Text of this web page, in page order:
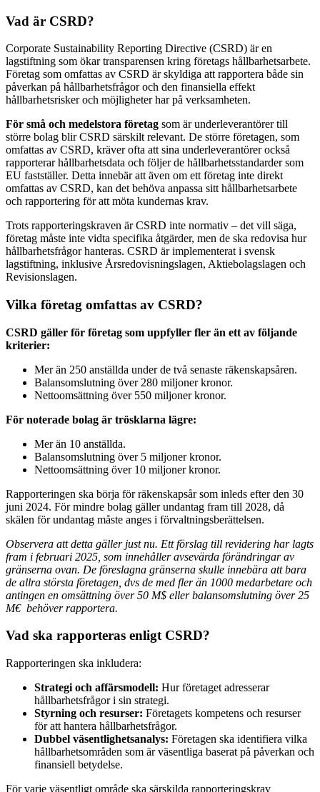
Vad är CSRD?
Corporate Sustainability Reporting Directive (CSRD) är en
lagstiftning som ökar transparensen kring företags hållbarhetsarbete.
Företag som omfattas av CSRD är skyldiga att rapportera både sin
påverkan på hållbarhetsfrågor och den finansiella effekt
hållbarhetsrisker och möjligheter har på verksamheten.
För små och medelstora företag som är underleverantörer till
större bolag blir CSRD särskilt relevant. De större företagen, som
omfattas av CSRD, kräver ofta att sina underleverantörer också
rapporterar hållbarhetsdata och följer de hållbarhetsstandarder som
EU fastställer. Detta innebär att även om ett företag inte direkt
omfattas av CSRD, kan det behöva anpassa sitt hållbarhetsarbete
och rapportering för att möta kundernas krav.
Trots rapporteringskraven är CSRD inte normativ – det vill säga,
företag måste inte vidta specifika åtgärder, men de ska redovisa hur
hållbarhetsfrågor hanteras. CSRD är implementerat i svensk
lagstiftning, inklusive Årsredovisningslagen, Aktiebolagslagen och
Revisionslagen.
Vilka företag omfattas av CSRD?
CSRD gäller för företag som uppfyller fler än ett av följande
kriterier:
Mer än 250 anställda under de två senaste räkenskapsåren.
Balansomslutning över 280 miljoner kronor.
Nettoomsättning över 550 miljoner kronor.
För noterade bolag är trösklarna lägre:
Mer än 10 anställda.
Balansomslutning över 5 miljoner kronor.
Nettoomsättning över 10 miljoner kronor.
Rapporteringen ska börja för räkenskapsår som inleds efter den 30
juni 2024. För mindre bolag gäller undantag fram till 2028, då
skälen för undantag måste anges i förvaltningsberättelsen.
Observera att detta gäller just nu. Ett förslag till revidering har lagts
fram i februari 2025, som innehåller avsevärda förändringar av
gränserna ovan. De föreslagna gränserna skulle innebära att bara
de allra största företagen, dvs de med fler än 1000 medarbetare och
antingen en omsättning över 50 M$ eller balansomslutning över 25
M€ behöver rapportera.
Vad ska rapporteras enligt CSRD?
Rapporteringen ska inkludera:
Strategi och affärsmodell: Hur företaget adresserar
hållbarhetsfrågor i sin strategi.
Styrning och resurser: Företagets kompetens och resurser
för att hantera hållbarhetsfrågor.
Dubbel väsentlighetsanalys: Företagen ska identifiera vilka
hållbarhetsområden som är väsentliga baserat på påverkan och
finansiell betydelse.
För varje väsentligt område ska särskilda rapporteringskrav